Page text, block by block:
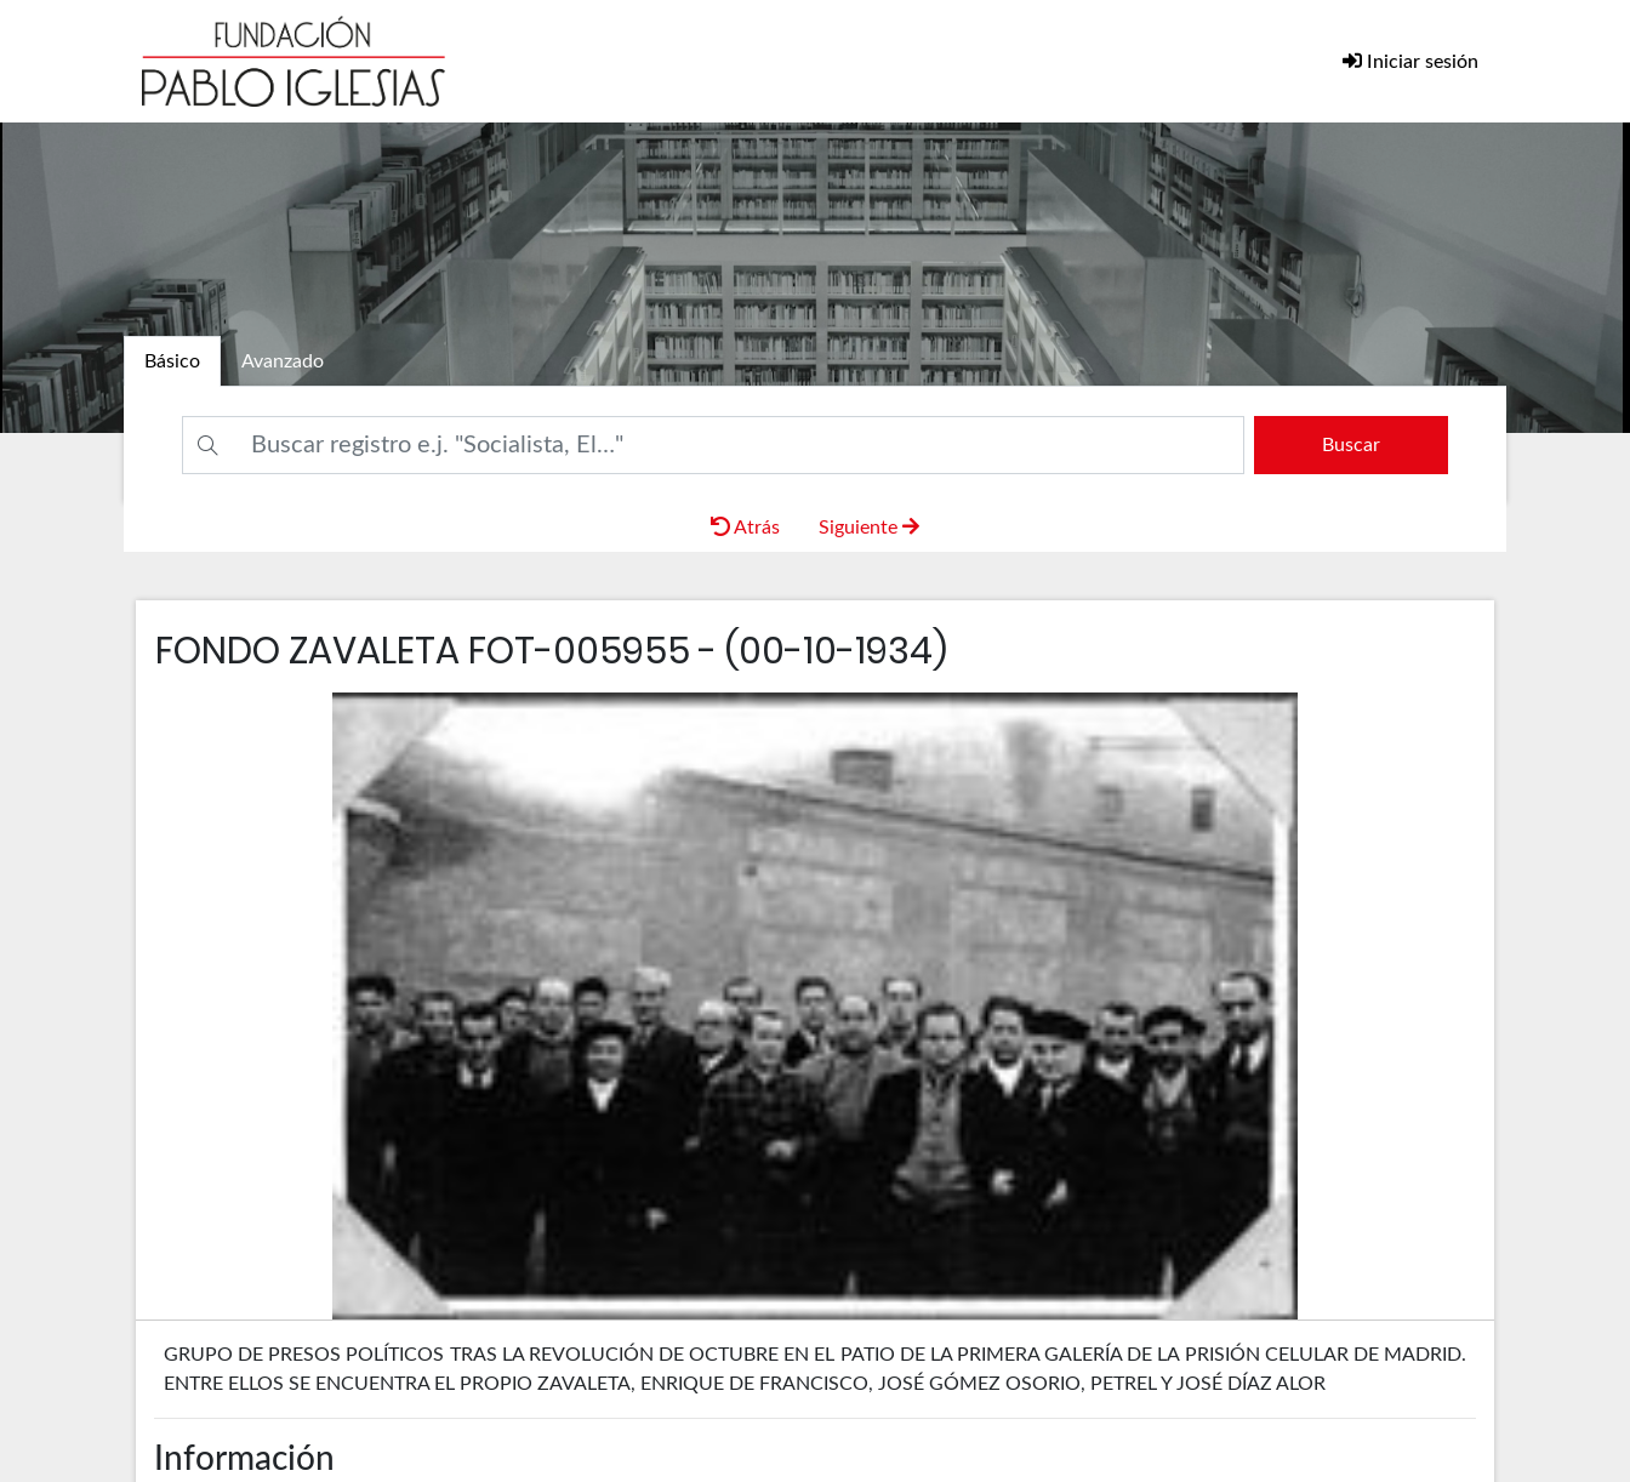
Iniciar sesión
Básico Avanzado
Buscar
Atrás Siguiente
FONDO ZAVALETA FOT-005955 - (00-10-1934)
GRUPO DE PRESOS POLÍTICOS TRAS LA REVOLUCIÓN DE OCTUBRE EN EL PATIO DE LA PRIMERA GALERÍA DE LA PRISIÓN CELULAR DE MADRID.
ENTRE ELLOS SE ENCUENTRA EL PROPIO ZAVALETA, ENRIQUE DE FRANCISCO, JOSÉ GÓMEZ OSORIO, PETREL Y JOSÉ DÍAZ ALOR
Información